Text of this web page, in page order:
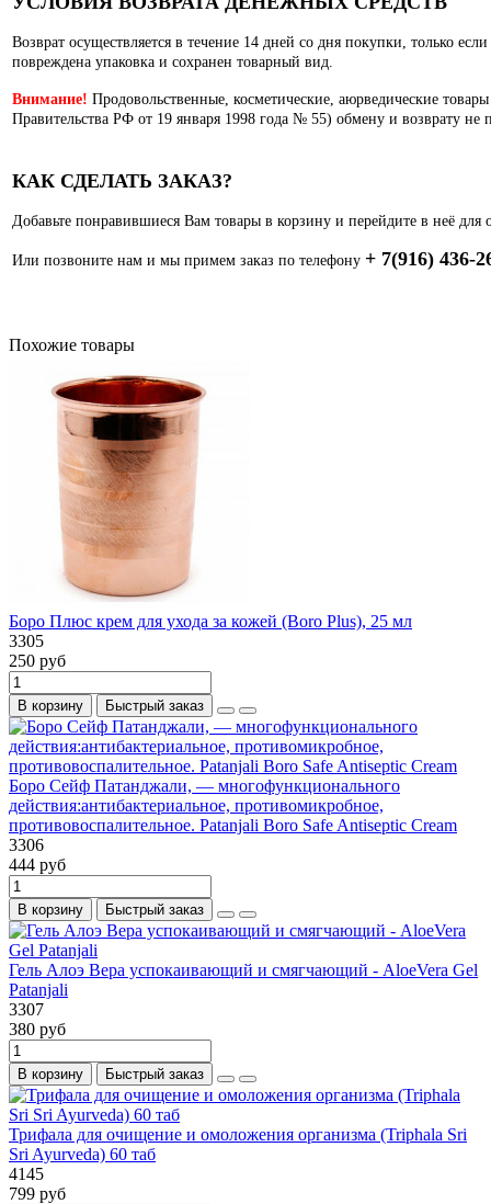
Возврат осуществляется в течение 14 дней со дня покупки, только
повреждена упаковка и сохранен товарный вид.
Внимание! Продовольственные, косметические, аюрведические
Правительства РФ от 19 января 1998 года № 55) обмену и возврату не
КАК СДЕЛАТЬ ЗАКАЗ?
Добавьте понравившиеся Вам товары в корзину и перейдите в неё для
Или позвоните нам и мы примем заказ по телефону + 7(916) 436-
Похожие товары
Боро Плюс крем для ухода за кожей (Boro Plus), 25 мл
3305
250 руб
В корзину Быстрый заказ
Боро Сейф Патанджали, — многофункционального
действия:антибактериальное, противомикробное,
противовоспалительное. Patanjali Boro Safe Antiseptic Cream
3306
444 руб
В корзину Быстрый заказ
Гель Алоэ Вера успокаивающий и смягчающий - AloeVera Gel
Patanjali
3307
380 руб
В корзину Быстрый заказ
Трифала для очищение и омоложения организма (Triphala Sri
Sri Ayurveda) 60 таб
4145
799 руб